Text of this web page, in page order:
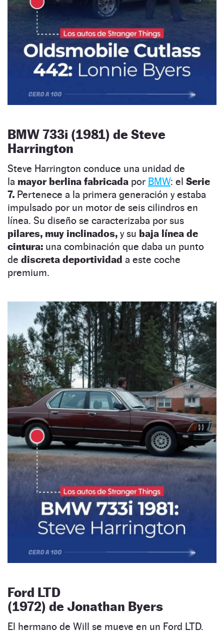
BMW 733i (1981) de Steve
Harrington
Steve Harrington conduce una unidad de
la mayor berlina fabricada por BMW: el Serie
7. Pertenece a la primera generación y estaba
impulsado por un motor de seis cilindros en
línea. Su diseño se caracterizaba por sus
pilares, muy inclinados, y su baja línea de
cintura: una combinación que daba un punto
de discreta deportividad a este coche
premium.
Ford LTD
(1972) de Jonathan Byers
El hermano de Will se mueve en un Ford LTD.